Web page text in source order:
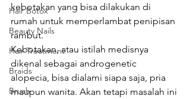
Hair Botox
Beauty Nails
Hair Treatment
Braids
Brush
kebotakan yang bisa dilakukan di
rumah untuk memperlambat penipisan
rambut.
Kebotakan, atau istilah medisnya
dikenal sebagai androgenetic
alopecia, bisa dialami siapa saja, pria
maupun wanita. Akan tetapi masalah ini